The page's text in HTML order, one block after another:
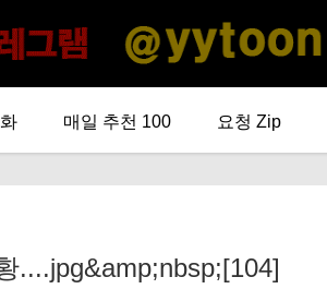
매일 추천 100 요청 Zip
....jpg&amp;nbsp;[104]